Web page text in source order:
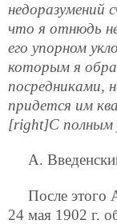
недоразумений
что я отнюдь
его упорном
которым я
посредниками,
придется им
[right]С полным
А.
После
24 мая 1902 г.